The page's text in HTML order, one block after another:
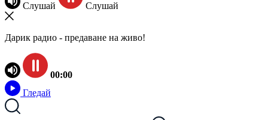
Слушай Слушай
Дарик радио - предаване на живо!
00:00
Гледай